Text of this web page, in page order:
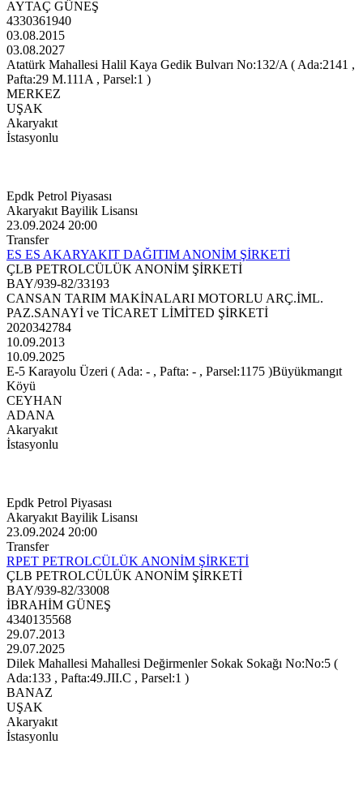
AYTAÇ GÜNEŞ
4330361940
03.08.2015
03.08.2027
Atatürk Mahallesi Halil Kaya Gedik Bulvarı No:132/A ( Ada:2141 ,
Pafta:29 M.111A , Parsel:1 )
MERKEZ
UŞAK
Akaryakıt
İstasyonlu
Epdk Petrol Piyasası
Akaryakıt Bayilik Lisansı
23.09.2024 20:00
Transfer
ES ES AKARYAKIT DAĞITIM ANONİM ŞİRKETİ
ÇLB PETROLCÜLÜK ANONİM ŞİRKETİ
BAY/939-82/33193
CANSAN TARIM MAKİNALARI MOTORLU ARÇ.İML.
PAZ.SANAYİ ve TİCARET LİMİTED ŞİRKETİ
2020342784
10.09.2013
10.09.2025
E-5 Karayolu Üzeri ( Ada: - , Pafta: - , Parsel:1175 )Büyükmangıt
Köyü
CEYHAN
ADANA
Akaryakıt
İstasyonlu
Epdk Petrol Piyasası
Akaryakıt Bayilik Lisansı
23.09.2024 20:00
Transfer
RPET PETROLCÜLÜK ANONİM ŞİRKETİ
ÇLB PETROLCÜLÜK ANONİM ŞİRKETİ
BAY/939-82/33008
İBRAHİM GÜNEŞ
4340135568
29.07.2013
29.07.2025
Dilek Mahallesi Mahallesi Değirmenler Sokak Sokağı No:No:5 (
Ada:133 , Pafta:49.JII.C , Parsel:1 )
BANAZ
UŞAK
Akaryakıt
İstasyonlu